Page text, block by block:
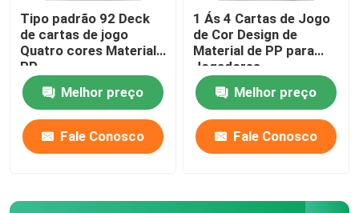
Tipo padrão 92 Deck
de cartas de jogo
Quatro cores Material
PP
Melhor preço
Fale Conosco
1 Ás 4 Cartas de Jogo
de Cor Design de
Material de PP para
Jogadores
Melhor preço
Fale Conosco